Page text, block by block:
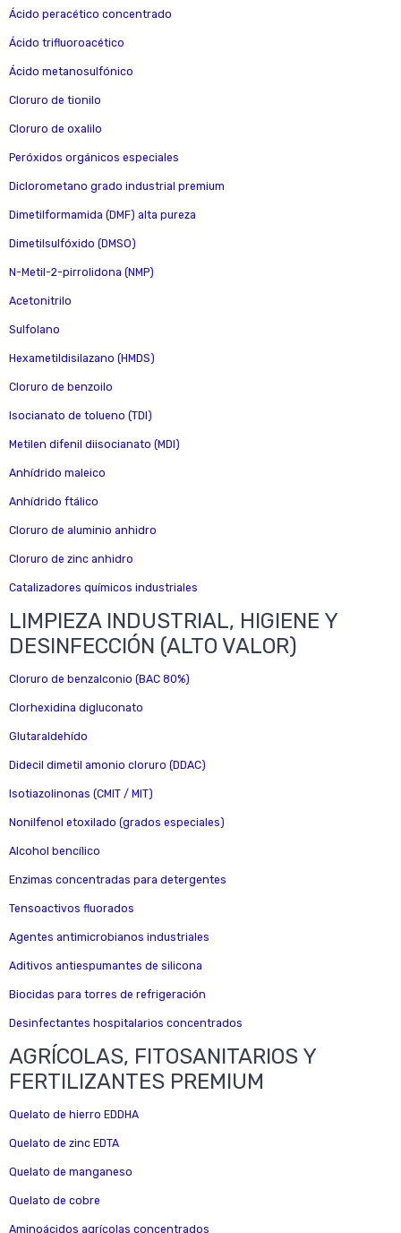
Ácido peracético concentrado
Ácido trifluoroacético
Ácido metanosulfónico
Cloruro de tionilo
Cloruro de oxalilo
Peróxidos orgánicos especiales
Diclorometano grado industrial premium
Dimetilformamida (DMF) alta pureza
Dimetilsulfóxido (DMSO)
N-Metil-2-pirrolidona (NMP)
Acetonitrilo
Sulfolano
Hexametildisilazano (HMDS)
Cloruro de benzoilo
Isocianato de tolueno (TDI)
Metilen difenil diisocianato (MDI)
Anhídrido maleico
Anhídrido ftálico
Cloruro de aluminio anhidro
Cloruro de zinc anhidro
Catalizadores químicos industriales
LIMPIEZA INDUSTRIAL, HIGIENE Y
DESINFECCIÓN (ALTO VALOR)
Cloruro de benzalconio (BAC 80%)
Clorhexidina digluconato
Glutaraldehído
Didecil dimetil amonio cloruro (DDAC)
Isotiazolinonas (CMIT / MIT)
Nonilfenol etoxilado (grados especiales)
Alcohol bencílico
Enzimas concentradas para detergentes
Tensoactivos fluorados
Agentes antimicrobianos industriales
Aditivos antiespumantes de silicona
Biocidas para torres de refrigeración
Desinfectantes hospitalarios concentrados
AGRÍCOLAS, FITOSANITARIOS Y
FERTILIZANTES PREMIUM
Quelato de hierro EDDHA
Quelato de zinc EDTA
Quelato de manganeso
Quelato de cobre
Aminoácidos agrícolas concentrados